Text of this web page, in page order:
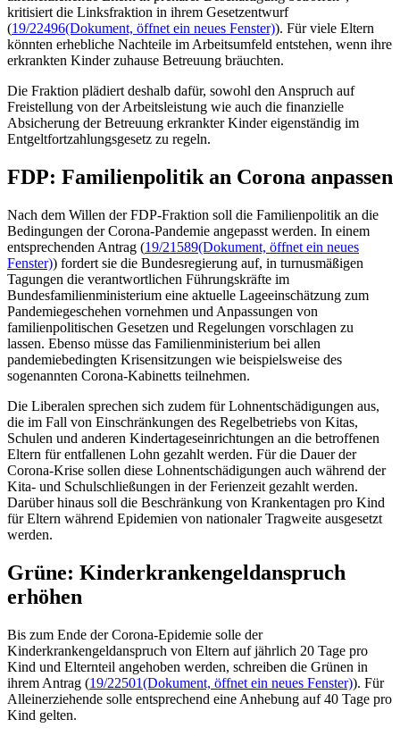
kritisiert die Linksfraktion in ihrem Gesetzentwurf
(19/22496(Dokument, öffnet ein neues Fenster)). Für viele Eltern
könnten erhebliche Nachteile im Arbeitsumfeld entstehen, wenn ihre
erkrankten Kinder zuhause Betreuung bräuchten.
Die Fraktion plädiert deshalb dafür, sowohl den Anspruch auf
Freistellung von der Arbeitsleistung wie auch die finanzielle
Absicherung der Betreuung erkrankter Kinder eigenständig im
Entgeltfortzahlungsgesetz zu regeln.
FDP: Familienpolitik an Corona anpassen
Nach dem Willen der FDP-Fraktion soll die Familienpolitik an die
Bedingungen der Corona-Pandemie angepasst werden. In einem
entsprechenden Antrag (19/21589(Dokument, öffnet ein neues
Fenster)) fordert sie die Bundesregierung auf, in turnusmäßigen
Tagungen die verantwortlichen Führungskräfte im
Bundesfamilienministerium eine aktuelle Lageeinschätzung zum
Pandemiegeschehen vornehmen und Anpassungen von
familienpolitischen Gesetzen und Regelungen vorschlagen zu
lassen. Ebenso müsse das Familienministerium bei allen
pandemiebedingten Krisensitzungen wie beispielsweise des
sogenannten Corona-Kabinetts teilnehmen.
Die Liberalen sprechen sich zudem für Lohnentschädigungen aus,
die im Fall von Einschränkungen des Regelbetriebs von Kitas,
Schulen und anderen Kindertageseinrichtungen an die betroffenen
Eltern für entfallenen Lohn gezahlt werden. Für die Dauer der
Corona-Krise sollen diese Lohnentschädigungen auch während der
Kita- und Schulschließungen in der Ferienzeit gezahlt werden.
Darüber hinaus soll die Beschränkung von Krankentagen pro Kind
für Eltern während Epidemien von nationaler Tragweite ausgesetzt
werden.
Grüne: Kinderkrankengeldanspruch
erhöhen
Bis zum Ende der Corona-Epidemie solle der
Kinderkrankengeldanspruch von Eltern auf jährlich 20 Tage pro
Kind und Elternteil angehoben werden, schreiben die Grünen in
ihrem Antrag (19/22501(Dokument, öffnet ein neues Fenster)). Für
Alleinerziehende solle entsprechend eine Anhebung auf 40 Tage pro
Kind gelten.